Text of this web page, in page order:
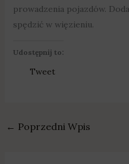
prowadzenia pojazdów.
spędzić w więzieniu.
Udostępnij to:
Tweet
← Poprzedni Wpis